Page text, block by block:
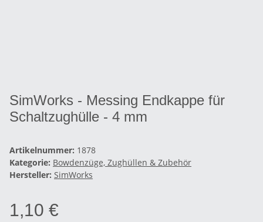
SimWorks - Messing Endkappe für
Schaltzughülle - 4 mm
Artikelnummer: 1878
Kategorie: Bowdenzüge, Zughüllen & Zubehör
Hersteller: SimWorks
1,10 €